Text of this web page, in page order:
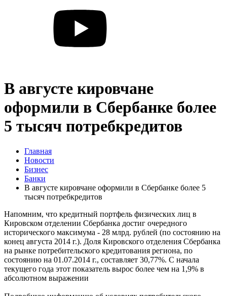
В августе кировчане
оформили в Сбербанке более
5 тысяч потребкредитов
Главная
Новости
Бизнес
Банки
В августе кировчане оформили в Сбербанке более 5
тысяч потребкредитов
Напомним, что кредитный портфель физических лиц в
Кировском отделении Сбербанка достиг очередного
исторического максимума - 28 млрд. рублей (по состоянию на
конец августа 2014 г.). Доля Кировского отделения Сбербанка
на рынке потребительского кредитования региона, по
состоянию на 01.07.2014 г., составляет 30,77%. С начала
текущего года этот показатель вырос более чем на 1,9% в
абсолютном выражении